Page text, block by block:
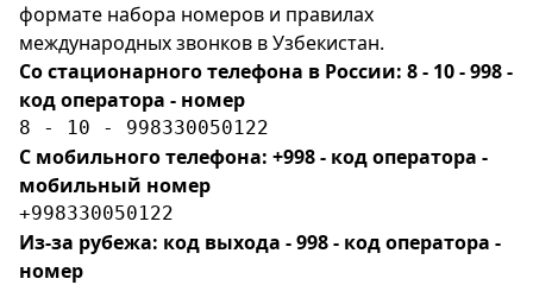
формате набора номеров и правилах
международных звонков в Узбекистан.
Со стационарного телефона в России: 8 - 10 - 998 -
код оператора - номер
8 - 10 - 998330050122
С мобильного телефона: +998 - код оператора -
мобильный номер
+998330050122
Из-за рубежа: код выхода - 998 - код оператора -
номер